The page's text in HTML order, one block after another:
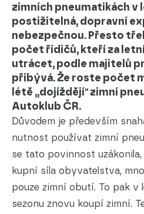
zimních pneumatikách v
postižitelná, dopravní
nebezpečnou. Přesto
počet řidičů, kteří za
utrácet, podle majitelů
přibývá. Že roste počet
létě „dojíždějí" zimní
Autoklub ČR.
Důvodem je především
nutnost používat zimní
se tato povinnost
kupní síla obyvatelstva,
pouze zimní obutí. To pak v
sezonu znovu koupí zimní.